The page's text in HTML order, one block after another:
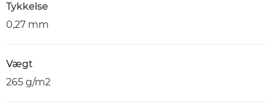
Tykkelse
0,27 mm
Vægt
265 g/m2